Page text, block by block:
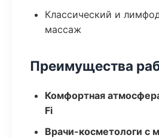
Классический и
массаж
Преимущества
Комфортная
Fi
Врачи-косметологи с